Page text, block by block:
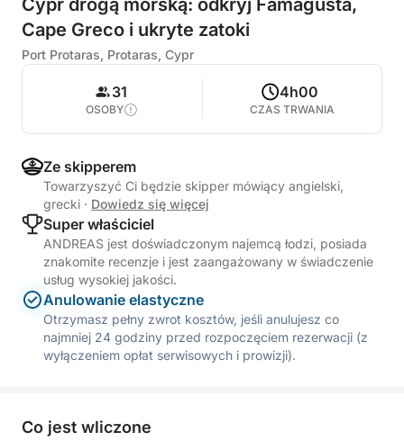
Cypr drogą morską: odkryj Famagusta,
Cape Greco i ukryte zatoki
Port Protaras, Protaras, Cypr
31
OSOBY
4h00
CZAS TRWANIA
Ze skipperem
Towarzyszyć Ci będzie skipper mówiący angielski,
grecki · Dowiedz się więcej
Super właściciel
ANDREAS jest doświadczonym najemcą łodzi, posiada
znakomite recenzje i jest zaangażowany w świadczenie
usług wysokiej jakości.
Anulowanie elastyczne
Otrzymasz pełny zwrot kosztów, jeśli anulujesz co
najmniej 24 godziny przed rozpoczęciem rezerwacji (z
wyłączeniem opłat serwisowych i prowizji).
Co jest wliczone